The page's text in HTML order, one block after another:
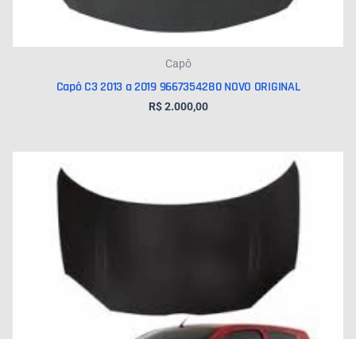
Capô
Capô C3 2013 a 2019 9667354280 NOVO ORIGINAL
R$2.000,00